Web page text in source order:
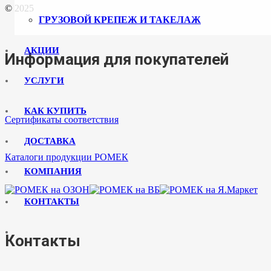
ГРУЗОВОЙ КРЕПЕЖ И ТАКЕЛАЖ
АКЦИИ
УСЛУГИ
КАК КУПИТЬ
ДОСТАВКА
КОМПАНИЯ
КОНТАКТЫ
© 2025
Информация для покупателей
Сертификаты соответствия
Каталоги продукции РОМЕК
Контакты